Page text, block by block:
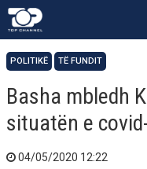
POLITIKË TË FUNDIT
Basha mbledh
situatën e
04/05/2020 12:22